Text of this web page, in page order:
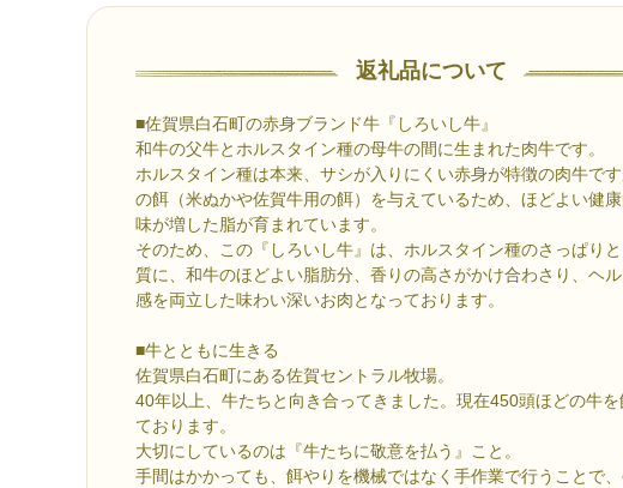
返礼品について
■佐賀県白石町の赤身ブランド牛『しろいし牛』
和牛の父牛とホルスタイン種の母牛の間に生まれた肉牛です。
ホルスタイン種は本来、サシが入りにくい赤身が特徴の肉牛で
の餌（米ぬかや佐賀牛用の餌）を与えているため、ほどよい健
味が増した脂が育まれています。
そのため、この『しろいし牛』は、ホルスタイン種のさっぱり
質に、和牛のほどよい脂肪分、香りの高さがかけ合わさり、ヘ
感を両立した味わい深いお肉となっております。
■牛とともに生きる
佐賀県白石町にある佐賀セントラル牧場。
40年以上、牛たちと向き合ってきました。現在450頭ほどの牛を
ております。
大切にしているのは『牛たちに敬意を払う』こと。
手間はかかっても、餌やりを機械ではなく手作業で行うことで